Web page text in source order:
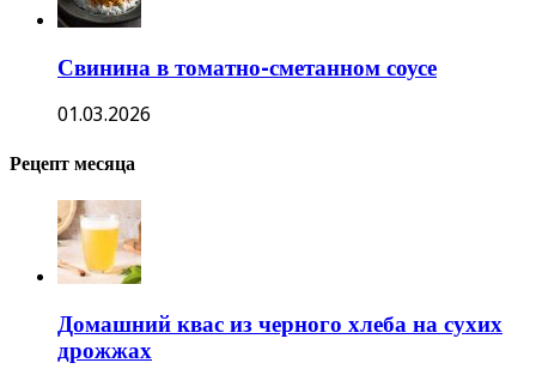
Свинина в томатно-сметанном соусе
01.03.2026
Рецепт месяца
Домашний квас из черного хлеба на сухих
дрожжах